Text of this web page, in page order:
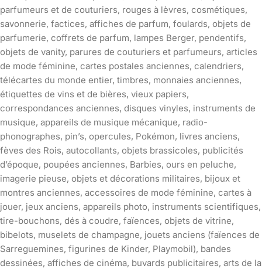
parfumeurs et de couturiers, rouges à lèvres, cosmétiques,
savonnerie, factices, affiches de parfum, foulards, objets de
parfumerie, coffrets de parfum, lampes Berger, pendentifs,
objets de vanity, parures de couturiers et parfumeurs, articles
de mode féminine, cartes postales anciennes, calendriers,
télécartes du monde entier, timbres, monnaies anciennes,
étiquettes de vins et de bières, vieux papiers,
correspondances anciennes, disques vinyles, instruments de
musique, appareils de musique mécanique, radio-
phonographes, pin’s, opercules, Pokémon, livres anciens,
fèves des Rois, autocollants, objets brassicoles, publicités
d’époque, poupées anciennes, Barbies, ours en peluche,
imagerie pieuse, objets et décorations militaires, bijoux et
montres anciennes, accessoires de mode féminine, cartes à
jouer, jeux anciens, appareils photo, instruments scientifiques,
tire-bouchons, dés à coudre, faïences, objets de vitrine,
bibelots, muselets de champagne, jouets anciens (faïences de
Sarreguemines, figurines de Kinder, Playmobil), bandes
dessinées, affiches de cinéma, buvards publicitaires, arts de la